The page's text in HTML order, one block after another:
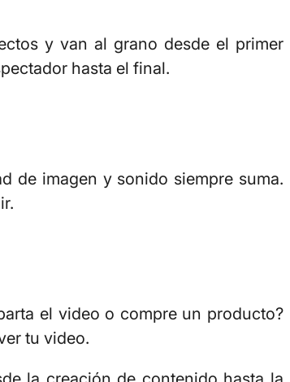
y van al grano desde el primer
hasta el final.
de imagen y sonido siempre suma.
el video o compre un producto?
tu video.